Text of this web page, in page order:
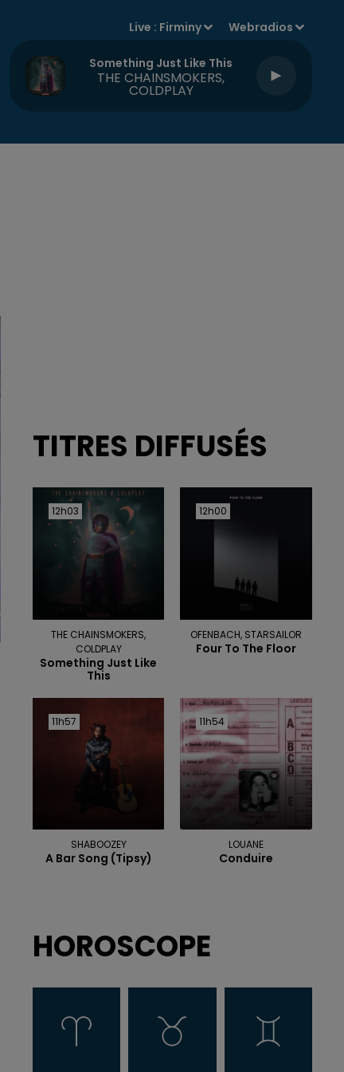
Live : Firminy Webradios
Something Just Like This
THE CHAINSMOKERS,
COLDPLAY
TITRES DIFFUSÉS
12h03
12h03
THE CHAINSMOKERS,
COLDPLAY
Something Just Like
This
12h00
12h00
OFENBACH, STARSAILOR
Four To The Floor
11h57
11h57
SHABOOZEY
A Bar Song (tipsy)
11h54
11h54
LOUANE
Conduire
HOROSCOPE